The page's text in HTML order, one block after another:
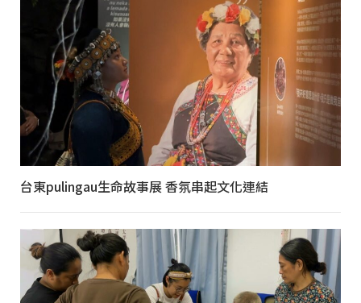
台東pulingau生命故事展 香氛串起文化連結